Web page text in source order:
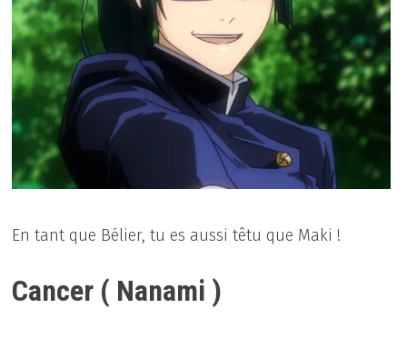
En tant que Bélier, tu es aussi têtu que Maki !
Cancer ( Nanami )